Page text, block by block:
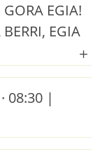
EGIA!
EGIA
08:30 |